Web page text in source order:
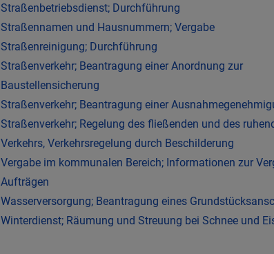
Straßenbetriebsdienst; Durchführung
Straßennamen und Hausnummern; Vergabe
Straßenreinigung; Durchführung
Straßenverkehr; Beantragung einer Anordnung zur
Baustellensicherung
Straßenverkehr; Beantragung einer
Straßenverkehr; Regelung des fließenden und des
Verkehrs, Verkehrsregelung durch Beschilderung
Vergabe im kommunalen Bereich; Informationen zur
Aufträgen
Wasserversorgung; Beantragung eines
Winterdienst; Räumung und Streuung bei Schnee und